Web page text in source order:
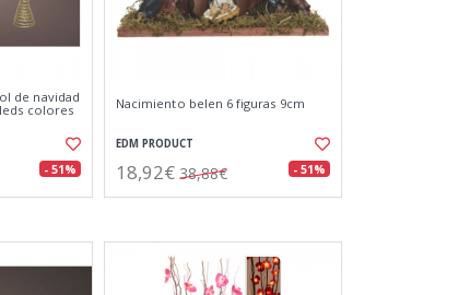
de navidad
colores
- 51%
Nacimiento belen 6 figuras 9cm
EDM PRODUCT
18,92€ 38,88€ - 51%